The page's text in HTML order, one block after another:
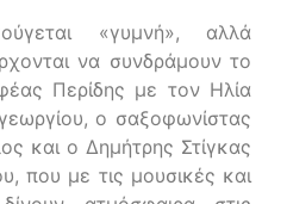
«γυμνή», αλλά
να συνδράμουν το
Περίδης με τον Ηλία
ο σαξοφωνίστας
και ο Δημήτρης Στίγκας
που με τις μουσικές και